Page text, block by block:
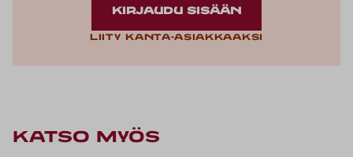
KIRJAUDU SISÄÄN
Liity kanta-asiakkaaksi
KATSO MYÖS